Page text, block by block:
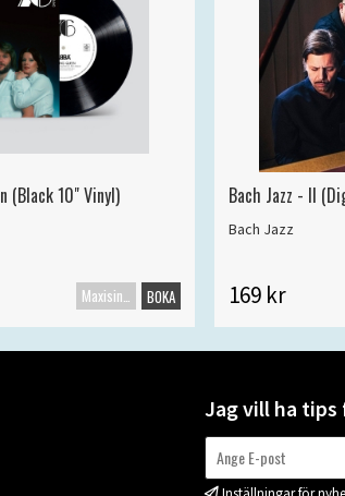
(Black 10" Vinyl)
Maxisingel BOKA
Bach Jazz - II
Bach Jazz
169 kr
Jag vill ha tips